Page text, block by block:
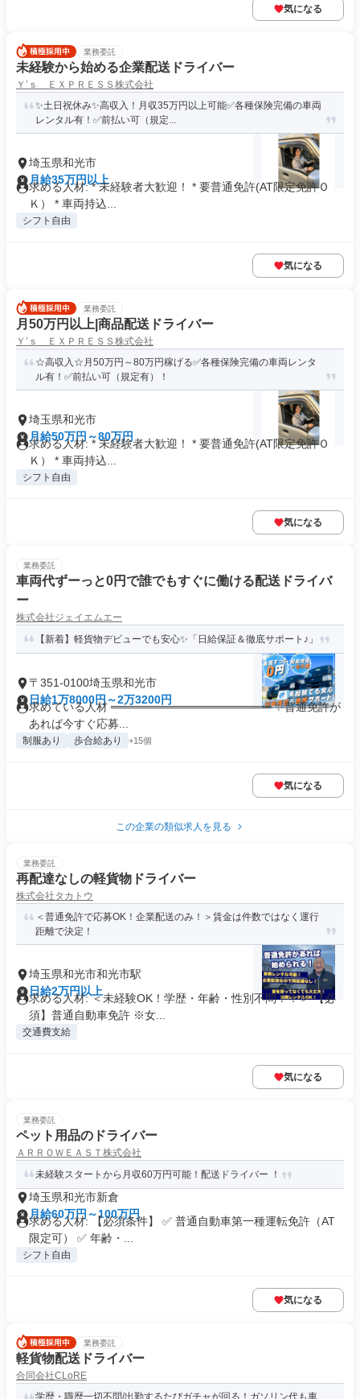
気になる
業務委託
未経験から始める企業配送ドライバー
Ｙ’ｓ ＥＸＰＲＥＳＳ株式会社
✨土日祝休み✨高収入！月収35万円以上可能✅各種保険完備の車両
レンタル有！✅前払い可（規定...
埼玉県和光市
月給35万円以上
求める人材: * 未経験者大歓迎！ * 要普通免許(AT限定免許Ｏ
Ｋ） * 車両持込...
シフト自由
気になる
業務委託
月50万円以上|商品配送ドライバー
Ｙ’ｓ ＥＸＰＲＥＳＳ株式会社
☆高収入☆月50万円～80万円稼げる✅各種保険完備の車両レンタ
ル有！✅前払い可（規定有）！
埼玉県和光市
月給50万円～80万円
求める人材: * 未経験者大歓迎！ * 要普通免許(AT限定免許Ｏ
Ｋ） * 車両持込...
シフト自由
気になる
業務委託
車両代ずーっと0円で誰でもすぐに働ける配送ドライバ
ー
株式会社ジェイエムエー
【新着】軽貨物デビューでも安心✨「日給保証＆徹底サポート♪」
〒351-0100埼玉県和光市
日給1万8000円～2万3200円
求めている人材 ════════════════════ ✨普通免許が
あれば今すぐ応募...
制服あり 歩合給あり +15個
気になる
この企業の類似求人を見る
業務委託
再配達なしの軽貨物ドライバー
株式会社タカトウ
＜普通免許で応募OK！企業配送のみ！＞賃金は件数ではなく運行
距離で決定！
埼玉県和光市和光市駅
日給2万円以上
求める人材: ＜未経験OK！学歴・年齢・性別不問！！＞ 【必
須】普通自動車免許 ※女...
交通費支給
気になる
業務委託
ペット用品のドライバー
ＡＲＲＯＷＥＡＳＴ株式会社
未経験スタートから月収60万円可能！配送ドライバー ！
埼玉県和光市新倉
月給60万円～100万円
求める人材: 【必須条件】 ✅ 普通自動車第一種運転免許（AT
限定可） ✅ 年齢・...
シフト自由
気になる
業務委託
軽貨物配送ドライバー
合同会社CLoRE
学歴・職歴一切不問/出勤するたびガチャが回る！ガソリン代も車